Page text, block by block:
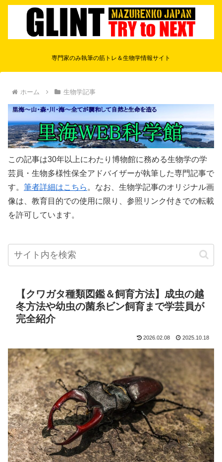
専門家のみ執筆の筋トレ＆生物学情報サイト
ホーム 生物学記事
この記事は30年以上にわたり博物館に務める生物学の学
芸員・生物多様性保全アドバイザーが執筆した専門記事で
す。 筆者詳細はこちら 。なお、生物学記事のオリジナル画
像は、教育目的での使用に限り、参照リンク付きでの転載
を許可しています。
【クワガタ種類図鑑＆飼育方法】成虫の越
冬方法や幼虫の菌糸ビン飼育まで学芸員が
完全紹介
2026.02.08 2025.10.18